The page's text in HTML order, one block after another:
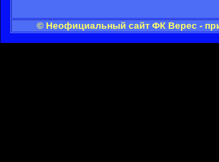
© Неофициальный сайт ФК Верес -